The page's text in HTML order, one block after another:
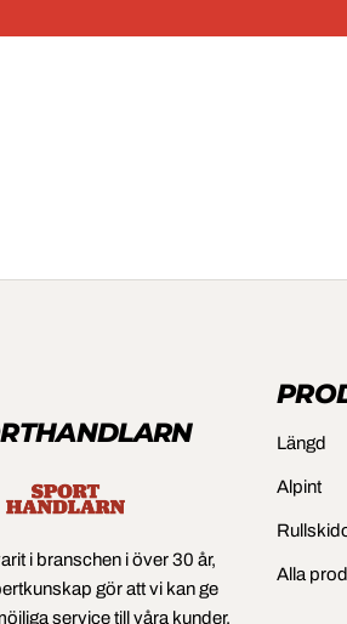
i branschen i över 30 år,
gör att vi kan ge
service till våra kunder.
Längd
Alpint
Alla